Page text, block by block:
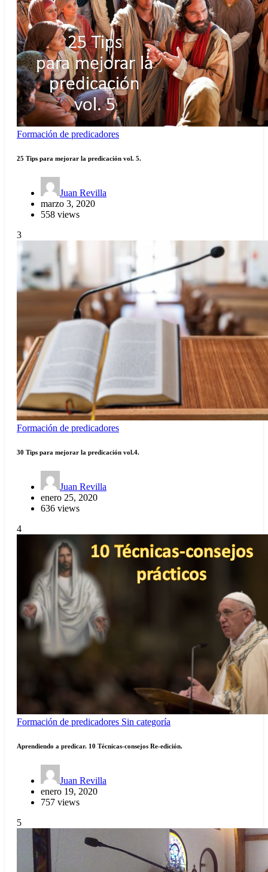
Formación de predicadores
25 Tips para mejorar la predicación vol. 5.
Juan Revilla
marzo 3, 2020
558 views
3
Formación de predicadores
30 Tips para mejorar la predicación vol.4.
Juan Revilla
enero 25, 2020
636 views
4
Formación de predicadores Sin categoría
Aprendiendo a predicar. 10 Técnicas-consejos Re-edición.
Juan Revilla
enero 19, 2020
757 views
5